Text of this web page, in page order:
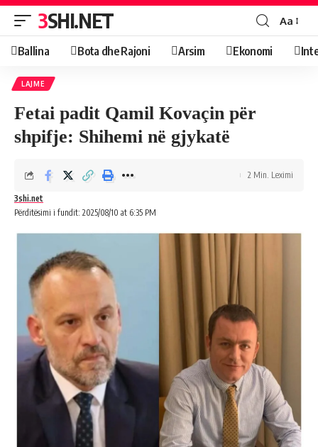
3SHI.NET Aa
Ballina Bota dhe Rajoni Arsim Ekonomi
LAJME
Fetai padit Qamil Kovaçin për
shpifje: Shihemi në gjykatë
Përditësimi i fundit: 2025/08/10 at 6:35 PM
3shi.net
2 Min. Leximi